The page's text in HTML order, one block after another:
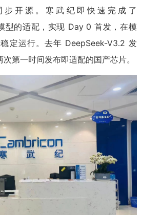
开源。寒武纪即快速完成了
型的适配，实现 Day 0 首发，在模
定运行。去年 DeepSeek-V3.2 发
第一时间发布即适配的国产芯片。